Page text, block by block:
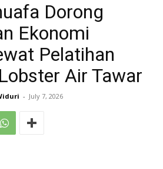
Dorong
Ekonomi
Pelatihan
Air Tawar
- July 7, 2026